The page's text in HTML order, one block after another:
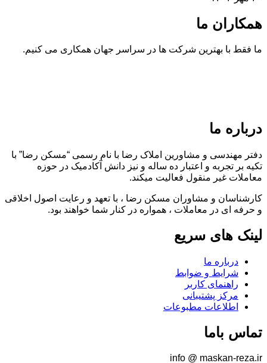
همکاران ما
ما فقط با بهترین شرکت ها در سراسر جهان همکاری می کنیم.
درباره ما
دفتر مهندسی و مشاورین املاک رضا با نام رسمی “مسکن رضا” با
تکیه بر تجربه و اعتبار ده ساله و نیز دانش آکادمیک در حوزه
معاملات غیر منقول فعالیت میکند.
کارشناسان و مشاوران مسکن رضا ، با تعهد و رعایت اصول اخلاقی
و حرفه ای در معاملات ، همواره در کنار شما خواهند بود.
لینک های سریع
درباره ما
شرایط و ضوابط
راهنمای کاربر
مرکز پشتیبانی
اطلاعات مطبوعات
تماس باما
info @ maskan-reza.ir